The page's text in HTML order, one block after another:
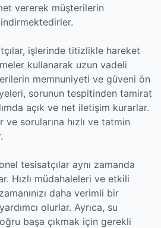
vererek müşterilerin
işlerinde titizlikle hareket
kullanarak uzun vadeli
memnuniyeti ve güveni ön
sorunun tespitinden tamirat
açık ve net iletişim kurarlar.
sorularına hızlı ve tatmin
tesisatçılar aynı zamanda
Hızlı müdahaleleri ve etkili
daha verimli bir
olurlar. Ayrıca, su
başa çıkmak için gerekli